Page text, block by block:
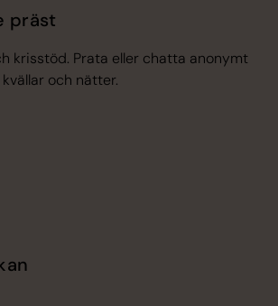
präst
krisstöd. Prata eller chatta anonymt
och nätter.